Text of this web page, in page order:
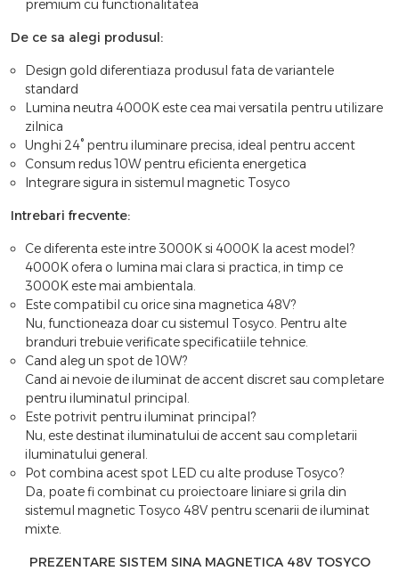
premium cu functionalitatea
De ce sa alegi produsul:
Design gold diferentiaza produsul fata de variantele
standard
Lumina neutra 4000K este cea mai versatila pentru utilizare
zilnica
Unghi 24° pentru iluminare precisa, ideal pentru accent
Consum redus 10W pentru eficienta energetica
Integrare sigura in sistemul magnetic Tosyco
Intrebari frecvente:
Ce diferenta este intre 3000K si 4000K la acest model?
4000K ofera o lumina mai clara si practica, in timp ce
3000K este mai ambientala.
Este compatibil cu orice sina magnetica 48V?
Nu, functioneaza doar cu sistemul Tosyco. Pentru alte
branduri trebuie verificate specificatiile tehnice.
Cand aleg un spot de 10W?
Cand ai nevoie de iluminat de accent discret sau completare
pentru iluminatul principal.
Este potrivit pentru iluminat principal?
Nu, este destinat iluminatului de accent sau completarii
iluminatului general.
Pot combina acest spot LED cu alte produse Tosyco?
Da, poate fi combinat cu proiectoare liniare si grila din
sistemul magnetic Tosyco 48V pentru scenarii de iluminat
mixte.
PREZENTARE SISTEM SINA MAGNETICA 48V TOSYCO